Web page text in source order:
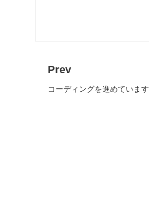
Prev
コーディングを進めています